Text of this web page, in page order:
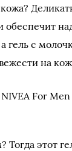
кожа?
обеспечит
гель с
на
For
Тогда этот